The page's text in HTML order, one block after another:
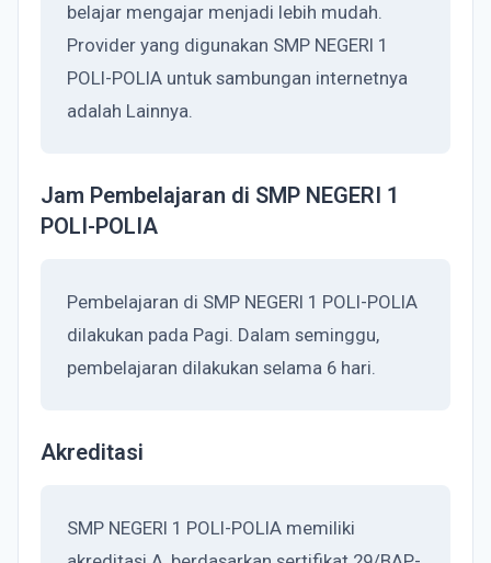
belajar mengajar menjadi lebih mudah.
Provider yang digunakan SMP NEGERI 1
POLI-POLIA untuk sambungan internetnya
adalah Lainnya.
Jam Pembelajaran di SMP NEGERI 1
POLI-POLIA
Pembelajaran di SMP NEGERI 1 POLI-POLIA
dilakukan pada Pagi. Dalam seminggu,
pembelajaran dilakukan selama 6 hari.
Akreditasi
SMP NEGERI 1 POLI-POLIA memiliki